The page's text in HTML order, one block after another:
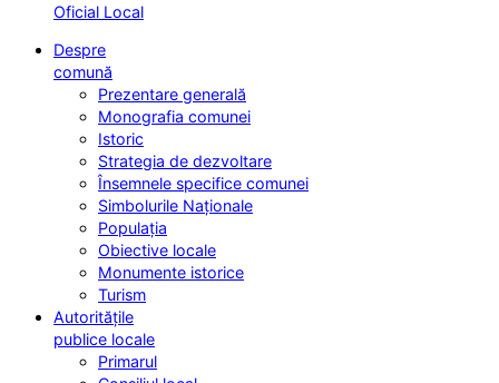
Oficial Local
Despre
comună
Prezentare generală
Monografia comunei
Istoric
Strategia de dezvoltare
Însemnele specifice comunei
Simbolurile Naționale
Populația
Obiective locale
Monumente istorice
Turism
Autoritățile
publice locale
Primarul